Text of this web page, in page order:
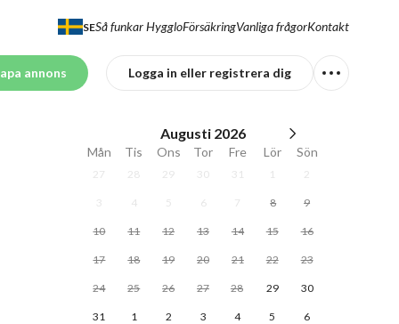
SESå funkar HyggloFörsäkringVanliga frågorKontakt
annons Logga in eller registrera dig
Augusti 2026
Mån Tis Ons Tor Fre Lör Sön
27 28 29 30 31 1 2
3 4 5 6 7 8 9
10 11 12 13 14 15 16
17 18 19 20 21 22 23
24 25 26 27 28 29 30
31 1 2 3 4 5 6